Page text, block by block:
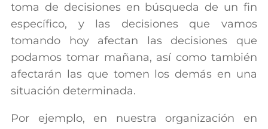
toma de decisiones en búsqueda de un fin
específico, y las decisiones que vamos
tomando hoy afectan las decisiones que
podamos tomar mañana, así como también
afectarán las que tomen los demás en una
situación determinada.
Por ejemplo, en nuestra organización en